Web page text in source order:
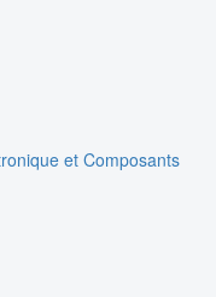
et Composants